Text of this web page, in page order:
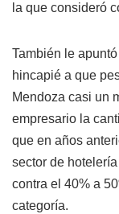
la que consideró
También le
hincapié a que
Mendoza casi un
empresario la
que en años
sector de
contra el 40% a
categoría.